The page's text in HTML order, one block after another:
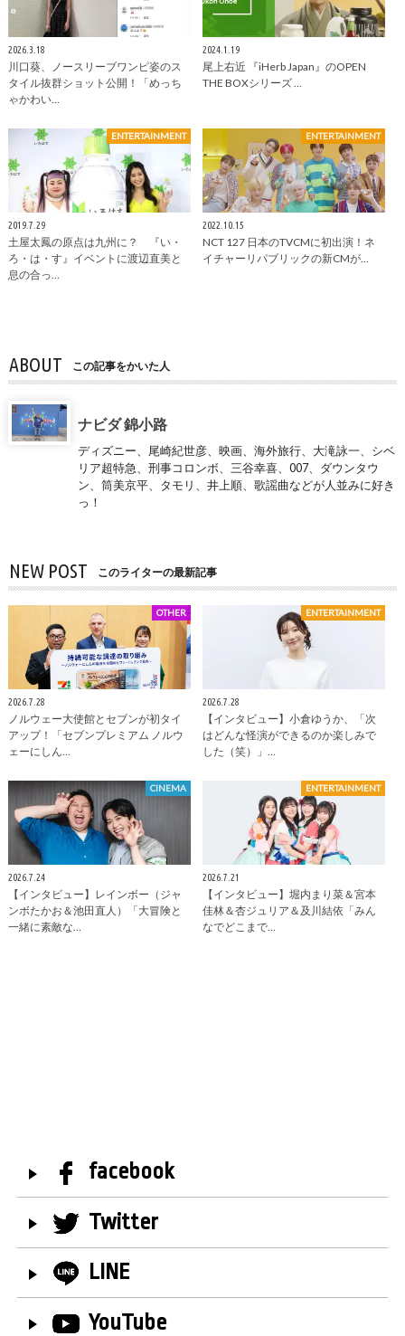
2026.3.18
川口葵、ノースリーブワンピ姿のス
タイル抜群ショット公開！「めっち
ゃかわい…
2024.1.19
尾上右近 『iHerb Japan』のOPEN
THE BOXシリーズ …
ENTERTAINMENT
2019.7.29
土屋太鳳の原点は九州に？ 『い・
ろ・は・す』イベントに渡辺直美と
息の合っ…
ENTERTAINMENT
2022.10.15
NCT 127 日本のTVCMに初出演！ネ
イチャーリパブリックの新CMが…
ABOUT この記事をかいた人
ナビダ 錦小路
ディズニー、尾崎紀世彦、映画、海外旅行、大滝詠一、シベ
リア超特急、刑事コロンボ、三谷幸喜、007、ダウンタウ
ン、筒美京平、タモリ、井上順、歌謡曲などが人並みに好き
っ！
NEW POST このライターの最新記事
OTHER
2026.7.28
ノルウェー大使館とセブンが初タイ
アップ！「セブンプレミアム ノルウ
ェーにしん…
ENTERTAINMENT
2026.7.28
【インタビュー】小倉ゆうか、「次
はどんな怪演ができるのか楽しみで
した（笑）」…
CINEMA
2026.7.24
【インタビュー】レインボー（ジャ
ンボたかお＆池田直人）「大冒険と
一緒に素敵な…
ENTERTAINMENT
2026.7.21
【インタビュー】堀内まり菜＆宮本
佳林＆杏ジュリア＆及川結依「みん
なでどこまで…
facebook
Twitter
LINE
YouTube